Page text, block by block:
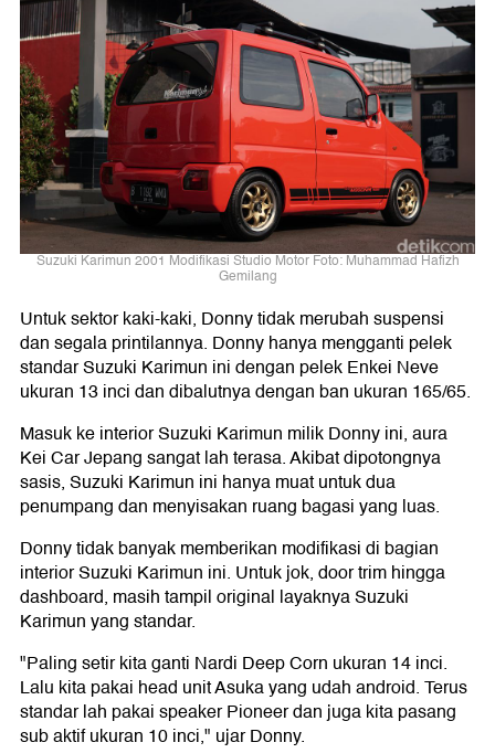
Suzuki Karimun 2001 Modifikasi Studio Motor Foto: Muhammad Hafizh
Gemilang
Untuk sektor kaki-kaki, Donny tidak merubah suspensi
dan segala printilannya. Donny hanya mengganti pelek
standar Suzuki Karimun ini dengan pelek Enkei Neve
ukuran 13 inci dan dibalutnya dengan ban ukuran 165/65.
Masuk ke interior Suzuki Karimun milik Donny ini, aura
Kei Car Jepang sangat lah terasa. Akibat dipotongnya
sasis, Suzuki Karimun ini hanya muat untuk dua
penumpang dan menyisakan ruang bagasi yang luas.
Donny tidak banyak memberikan modifikasi di bagian
interior Suzuki Karimun ini. Untuk jok, door trim hingga
dashboard, masih tampil original layaknya Suzuki
Karimun yang standar.
"Paling setir kita ganti Nardi Deep Corn ukuran 14 inci.
Lalu kita pakai head unit Asuka yang udah android. Terus
standar lah pakai speaker Pioneer dan juga kita pasang
sub aktif ukuran 10 inci," ujar Donny.